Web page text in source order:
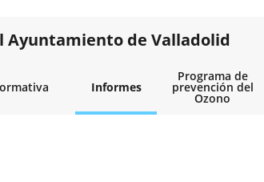
up
window.
Ayuntamiento de Valladolid
Informes
Programa de
prevención del
Ozono